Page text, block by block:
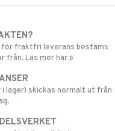
för fraktfri leverans bestäms
från. Läs mer här »
lager) skickas normalt ut från